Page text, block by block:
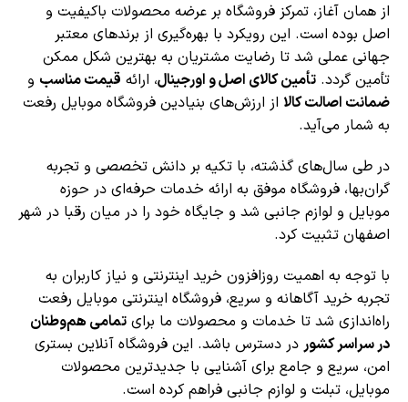
از همان آغاز، تمرکز فروشگاه بر عرضه محصولات باکیفیت و
اصل بوده است. این رویکرد با بهره‌گیری از برندهای معتبر
جهانی عملی شد تا رضایت مشتریان به بهترین شکل ممکن
تأمین گردد. تأمین کالای اصل و اورجینال، ارائه قیمت مناسب و
ضمانت اصالت کالا از ارزش‌های بنیادین فروشگاه موبایل رفعت
به شمار می‌آید.
در طی سال‌های گذشته، با تکیه بر دانش تخصصی و تجربه
گران‌بها، فروشگاه موفق به ارائه خدمات حرفه‌ای در حوزه
موبایل و لوازم جانبی شد و جایگاه خود را در میان رقبا در شهر
اصفهان تثبیت کرد.
با توجه به اهمیت روزافزون خرید اینترنتی و نیاز کاربران به
تجربه خرید آگاهانه و سریع، فروشگاه اینترنتی موبایل رفعت
راه‌اندازی شد تا خدمات و محصولات ما برای تمامی هم‌وطنان
در سراسر کشور در دسترس باشد. این فروشگاه آنلاین بستری
امن، سریع و جامع برای آشنایی با جدیدترین محصولات
موبایل، تبلت و لوازم جانبی فراهم کرده است.